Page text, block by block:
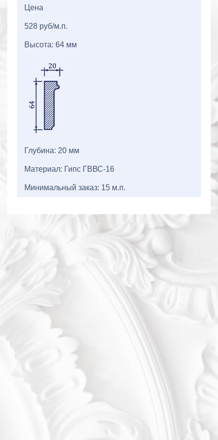
Цена
528 руб/м.п.
Высота: 64 мм
Глубина: 20 мм
Материал: Гипс ГВВС-16
Минимальный заказ: 15 м.п.